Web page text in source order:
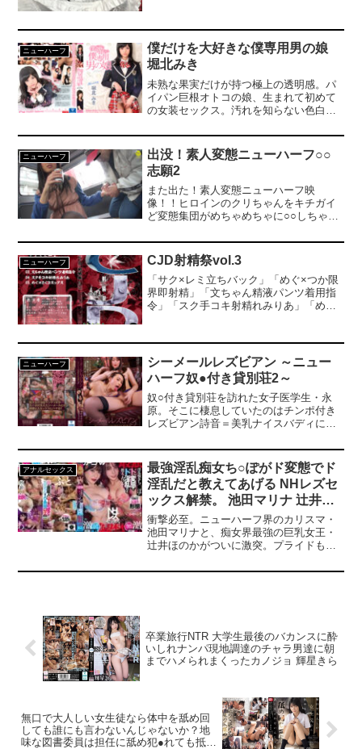
が付けた一日限定のキャスト名で従順メ
イドキャラになりきりイカされ続けるこ
とで感度も上昇！！悦楽の世界にどっぷ
りハマりなりきったキャラも忘れてひた
すら無様にアヘる！電車モチーフ部屋で
ケツマンコを穿られる様子は必見！！ア
イドル顔に似合わないペニクリをギンギ
ったドM本性を呼び覚ます！最後は自ら
ケツをひん剥き挿入を懇願！理性ぶっ飛
び幸福アへ顔マゾ堕ちするまでを収録し
たハメ撮りセックス！＃コンカフェ＃男
の娘＃オフパコ＃メイド服＃可愛い＃ラ
ブホ＃ハメ撮り＃ペニクリ＃スパンキン
グ＃ケツマンコ＃ドM＃ローター＃コン
セプトルーム＃電車＃アヘ顔＃アナル中
ニューハーフ
僕だけを大好きな僕専用男の娘
堀北みき
未熟な果実だけが持つ極上の透明感。パ
イパン巨根オトコの娘、生まれて初めて
の女装セックス。汚れを知らない色白天
【Chapter1】すべてが初体験。恥じらい
ながらおそるおそる勃起した肉棒を口に
含み、指示されるがままに舌で転がして
いると次第に仮性包茎の巨根が勃起して
しまう。包皮で隠された敏感な部分を舌
先で刺激されると可愛らしい喘ぎを漏ら
し、『もっとして…』とすっかりメスの
ー制服姿が違和感なくハマるみきちゃん
のパイパン包茎巨根をじっくり味わう。
無毛でありのままの姿が強調されたエロ
過ぎるチンポの先を執拗に責められると
先走り垂れ流しながら痙攣！美尻を押し
広げ、ピンク色のアヌスに挿入されると
【Chapter3】メイド候補生・みきちゃん
がワガママなご主人のエロ身体検査の標
的に。（BLUE DIAMOND）
ニューハーフ
出没！素人変態ニューハーフ○○
志願2
また出た！素人変態ニューハーフ映
像！！ヒロインのクリちゃんをキチガイ
ど変態集団がめちゃめちゃに○○しちゃい
らに今回のヒロインの何とも言えない美
貌に貴方も釘付けになること間違いな
し！オススメ作品です。DUGA限定特典
画像付き。 ※本編顔出し
ニューハーフ CJD射精祭vol.3
「サク×レミ立ちバック」「めぐ×つか限
界即射精」「文ちゃん精液パンツ着用指
令」「スク手コキ射精れみりあ」「めぐ×
ニューハーフ
シーメールレズビアン ～ニュー
ハーフ奴●付き貸別荘2～
奴○付き貸別荘を訪れた女子医学生・永
原。そこに棲息していたのはチンポ付き
レズビアン詩音＝美乳ナイスバディに付
め＋全身舐め＋接吻狂い＋チンハメ交尾
＋アナルFUCK！シーメールレズセックス
にのめり込んでいく永原。やがてふたり
は、ド変態禁断欲情沼痴態の扉を開ける
のだった！！
アナルセックス
最強淫乱痴女ち○ぽがド変態でド
淫乱だと教えてあげる NHレズセ
ックス解禁。 池田マリナ 辻井ほ
のか
衝撃必至。ニューハーフ界のカリスマ・
池田マリナと、痴女界最強の巨乳女王・
辻井ほのかがついに激突。プライドも理
堕ちていく究極作。視線、仕草、そして
卒業旅行NTR 大学生最後のバカンスに酔
いしれナンパ現地調達のチャラ男達に朝
までハメられまくったカノジョ 輝星きら
無口で大人しい女生徒なら体中を舐め回
しても誰にも言わないんじゃないか？地
味な図書委員は担任に舐め犯●れても抵抗